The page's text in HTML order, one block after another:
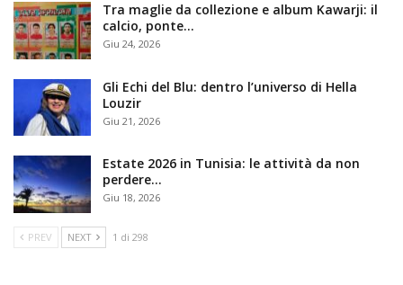
Tra maglie da collezione e album Kawarji: il
calcio, ponte…
Giu 24, 2026
Gli Echi del Blu: dentro l’universo di Hella
Louzir
Giu 21, 2026
Estate 2026 in Tunisia: le attività da non
perdere…
Giu 18, 2026
PREV NEXT 1 di 298